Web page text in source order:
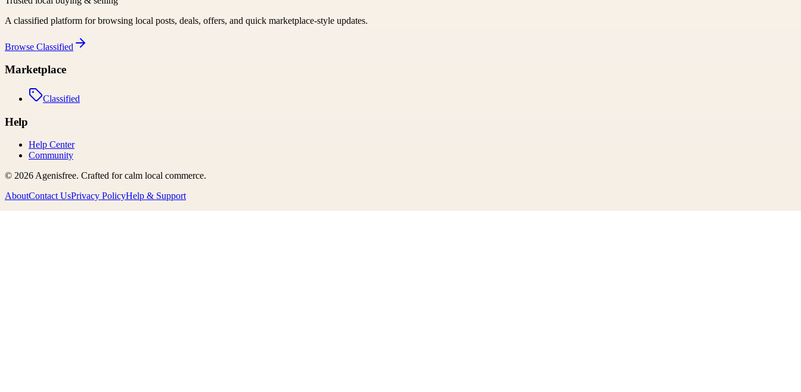
A classified platform for browsing local posts, deals, offers, and quick marketplace-style updates.
Browse Classified
Marketplace
Classified
Help
Help Center
Community
© 2026Agenisfree. Crafted for calm local commerce.
AboutContact UsPrivacy PolicyHelp & Support